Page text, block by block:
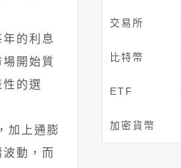
的利息
開始質
的選
加上通膨
動，而
交易所
比特幣
ETF
加密貨幣